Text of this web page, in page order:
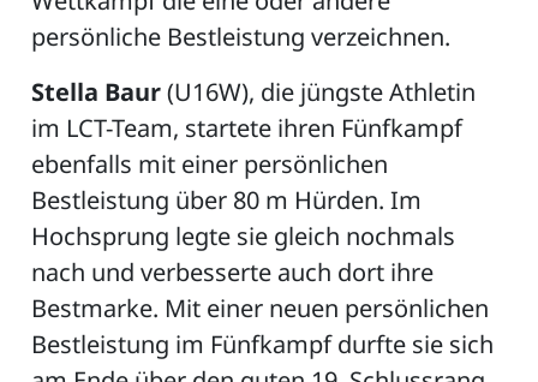
persönliche Bestleistung verzeichnen.
Stella Baur(U16W), die jüngste Athletin
im LCT-Team, startete ihren Fünfkampf
ebenfalls mit einer persönlichen
Bestleistung über 80 m Hürden. Im
Hochsprung legte sie gleich nochmals
nach und verbesserte auch dort ihre
Bestmarke. Mit einer neuen persönlichen
Bestleistung im Fünfkampf durfte sie sich